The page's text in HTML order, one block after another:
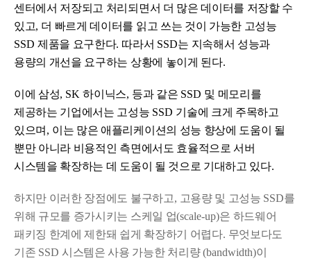
센터에서 저장되고 처리되면서 더 많은 데이터를 저장할 수
있고, 더 빠르게 데이터를 읽고 쓰는 것이 가능한 고성능
SSD 제품을 요구한다. 따라서 SSD는 지속해서 성능과
용량의 개선을 요구하는 상황에 놓이게 된다.
이에 삼성, SK하이닉스, 등과 같은 SSD 및 메모리를
제공하는 기업에서는 고성능 SSD 기술에 크게 주목하고
있으며 , 이는 많은 애플리케이션의 성능 향상에 도움이 될
뿐만 아니라 비용적인 측면에서도 효율적으로 서버
시스템을 확장하는 데 도움이 될 것으로 기대하고 있다.
하지만 이러한 장점에도 불구하고, 고용량 및 고성능 SSD를
위해 규모를 증가시키는 스케일 업(scale-up)은 하드웨어
패키징 한계에 제한돼 쉽게 확장하기 어렵다. 무엇보다도
기존 SSD시스템은 사용 가능한 처리량(bandwidth)이